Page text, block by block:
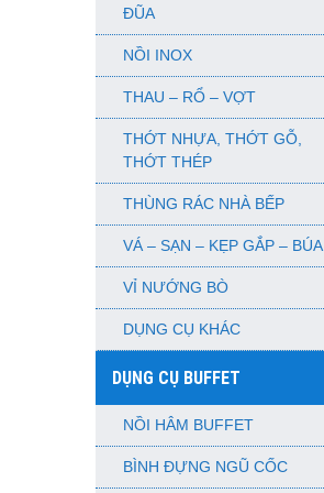
ĐŨA
NỒI INOX
THAU – RỔ – VỢT
THỚT NHỰA, THỚT GỖ,
THỚT THÉP
THÙNG RÁC NHÀ BẾP
VÁ – SẠN – KẸP GẮP – BÚA
VỈ NƯỚNG BÒ
DỤNG CỤ KHÁC
DỤNG CỤ BUFFET
NỒI HÂM BUFFET
BÌNH ĐỰNG NGŨ CỐC